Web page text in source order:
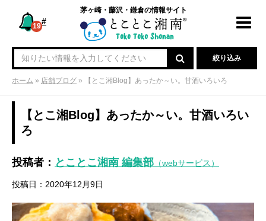
#
19
茅ヶ崎・藤沢・鎌倉の情報サイト
絞り込み
ホーム » 店舗ブログ » 【とこ湘Blog】あったか～い。甘酒いろいろ
【とこ湘Blog】あったか～い。甘酒いろい
ろ
投稿者： とことこ湘南 編集部 （webサービス）
投稿日：2020年12月9日